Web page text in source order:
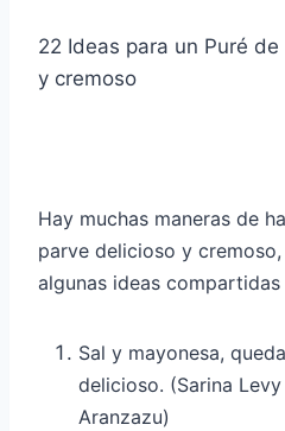
22 Ideas para un Puré
y cremoso
Hay muchas maneras de
parve delicioso y
algunas ideas
Sal y mayonesa,
delicioso. (Sarina
Aranzazu)